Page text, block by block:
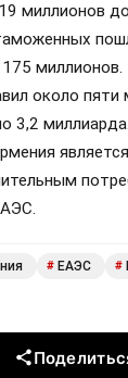
миллионов
около пяти
3,2
# ЕАЭС #